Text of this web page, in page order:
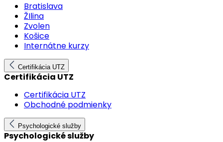
Bratislava
ŽIlina
Zvolen
Košice
Internátne kurzy
Certifikácia UTZ
Certifikácia UTZ
Certifikácia UTZ
Obchodné podmienky
Psychologické služby
Psychologické služby